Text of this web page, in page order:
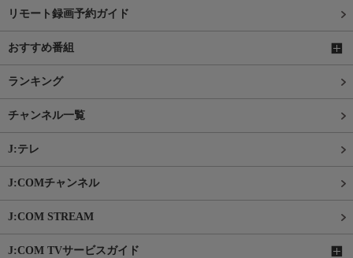
リモート録画予約ガイド
おすすめ番組
ランキング
チャンネル一覧
J:テレ
J:COMチャンネル
J:COM STREAM
J:COM TVサービスガイド